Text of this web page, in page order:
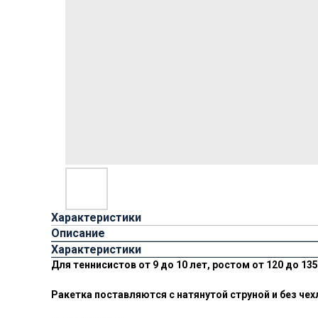
Характеристики
Описание
Характеристики
Для теннисистов от 9 до 10 лет, ростом от 120 до
Ракетка поставляются с натянутой струной и без